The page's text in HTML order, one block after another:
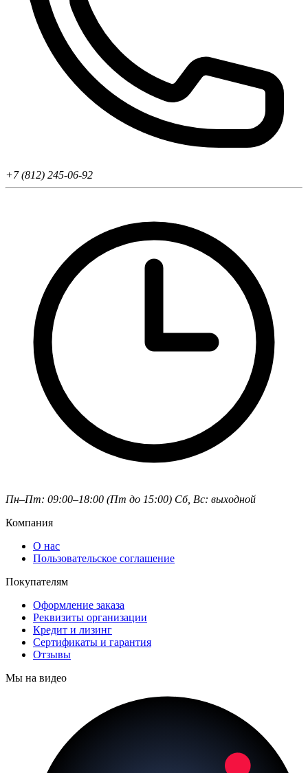
+7 (812) 245-06-92
Пн–Пт: 09:00–18:00 (Пт до 15:00) Сб, Вс: выходной
Компания
О нас
Пользовательское соглашение
Покупателям
Оформление заказа
Реквизиты организации
Кредит и лизинг
Сертификаты и гарантия
Отзывы
Мы на видео